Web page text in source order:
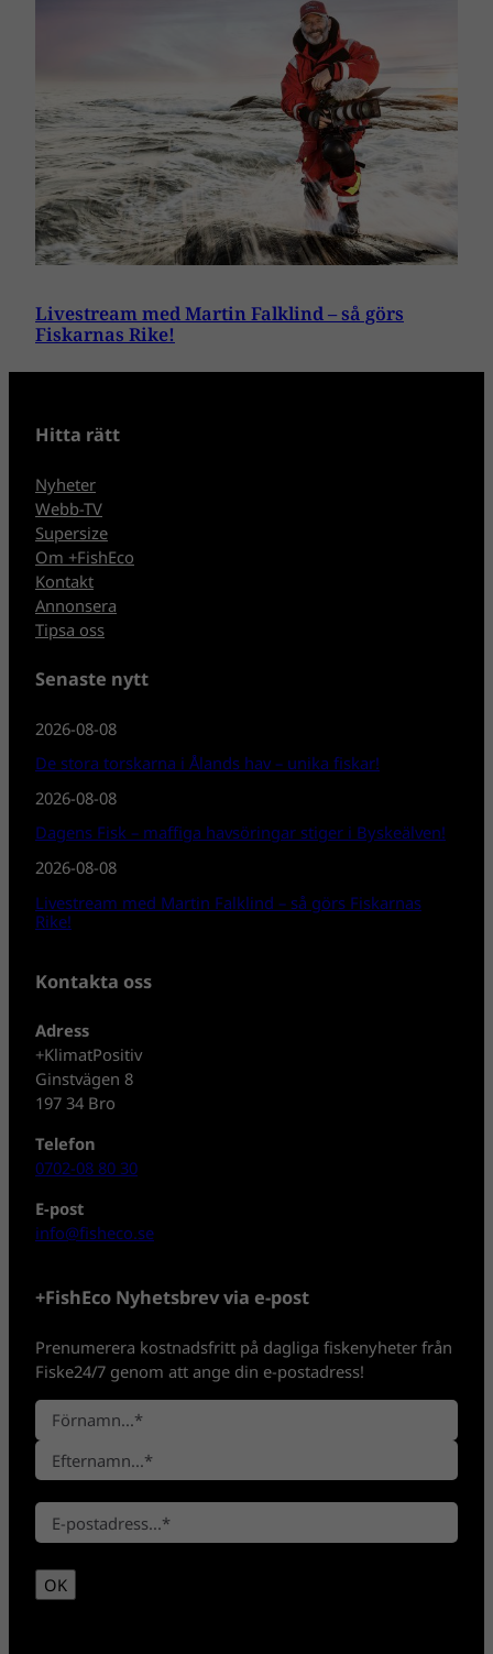
Livestream med Martin Falklind – så görs
Fiskarnas Rike!
Hitta rätt
Nyheter
Webb-TV
Supersize
Om +FishEco
Kontakt
Annonsera
Tipsa oss
Senaste nytt
2026-08-08
De stora torskarna i Ålands hav – unika fiskar!
2026-08-08
Dagens Fisk – maffiga havsöringar stiger i Byskeälven!
2026-08-08
Livestream med Martin Falklind – så görs Fiskarnas
Rike!
Kontakta oss
Adress
+KlimatPositiv
Ginstvägen 8
197 34 Bro
Telefon
0702-08 80 30
E-post
info@fisheco.se
+FishEco Nyhetsbrev via e-post
Prenumerera kostnadsfritt på dagliga fiskenyheter från
Fiske24/7 genom att ange din e-postadress!
N
a
n
*
F
ö
r
a
m
n
t
e
E
-
OK